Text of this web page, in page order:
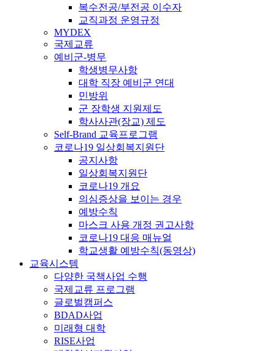
복수전공/부전공 이수자
교직과정 운영규정
MYDEX
국제교류
예비군-병무
학생병무사항
대학 직장 예비군 연대
민방위
군 장학생 지원제도
학사사관(장교) 제도
Self-Brand 교육프로그램
코로나19 일상회복지원단
공지사항
일상회복지원단
코로나19 개요
의심증상을 보이는 경우
예방수칙
마스크 사용 개정 권고사항
코로나19 대응 매뉴얼
학교생활 예방수칙(동영상)
교육시스템
다양한 국책사업 수행
국제교류 프로그램
글로벌캠퍼스
BDAD사업
미래형 대학
RISE사업